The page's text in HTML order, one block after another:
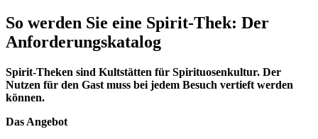
So werden Sie eine Spirit-Thek: Der
Anforderungskatalog
Spirit-Theken sind Kultstätten für Spirituosenkultur. Der
Nutzen für den Gast muss bei jedem Besuch vertieft werden
können.
Das Angebot